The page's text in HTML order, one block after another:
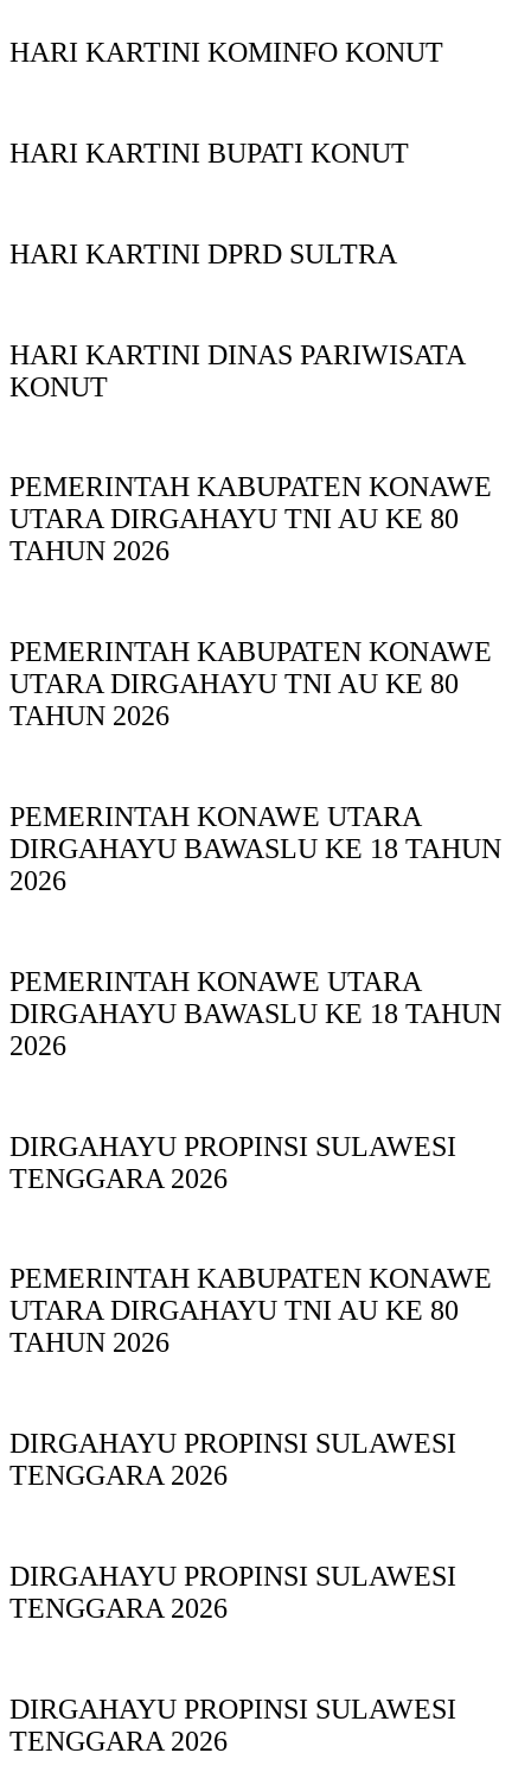
HARI KARTINI KOMINFO KONUT
HARI KARTINI BUPATI KONUT
HARI KARTINI DPRD SULTRA
HARI KARTINI DINAS PARIWISATA
KONUT
PEMERINTAH KABUPATEN KONAWE
UTARA DIRGAHAYU TNI AU KE 80
TAHUN 2026
PEMERINTAH KABUPATEN KONAWE
UTARA DIRGAHAYU TNI AU KE 80
TAHUN 2026
PEMERINTAH KONAWE UTARA
DIRGAHAYU BAWASLU KE 18 TAHUN
2026
PEMERINTAH KONAWE UTARA
DIRGAHAYU BAWASLU KE 18 TAHUN
2026
DIRGAHAYU PROPINSI SULAWESI
TENGGARA 2026
PEMERINTAH KABUPATEN KONAWE
UTARA DIRGAHAYU TNI AU KE 80
TAHUN 2026
DIRGAHAYU PROPINSI SULAWESI
TENGGARA 2026
DIRGAHAYU PROPINSI SULAWESI
TENGGARA 2026
DIRGAHAYU PROPINSI SULAWESI
TENGGARA 2026